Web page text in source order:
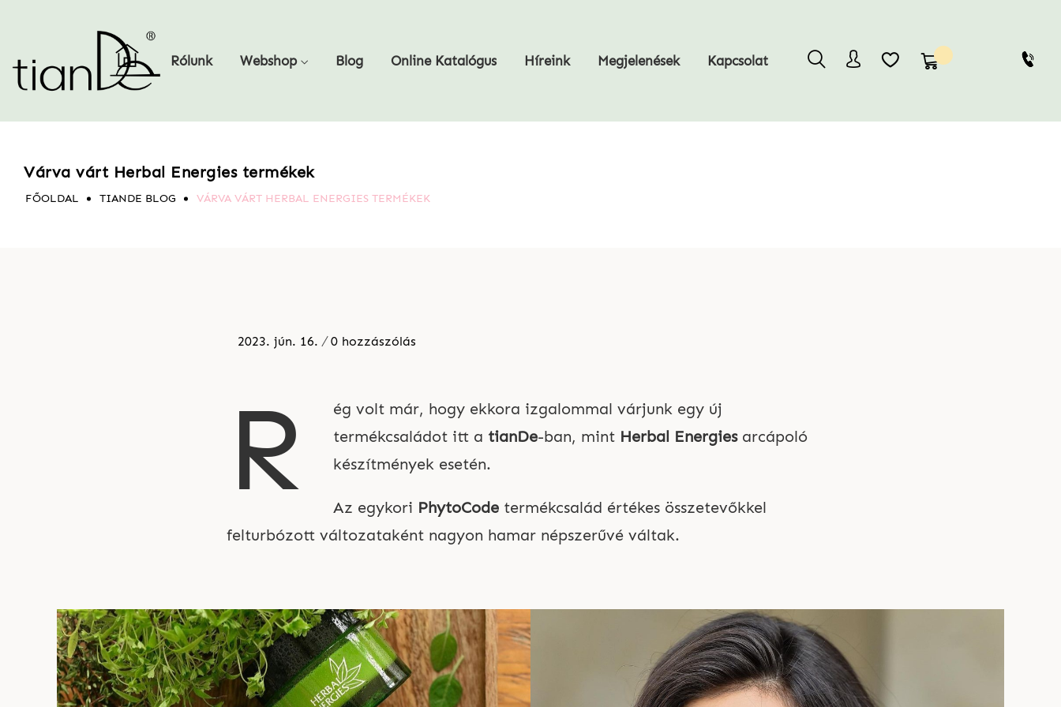
Rólunk Webshop Blog Online Katalógus Híreink Megjelenések Kapcsolat Kosaram
Várva várt Herbal Energies termékek
FŐOLDAL TIANDE BLOG VÁRVA VÁRT HERBAL ENERGIES TERMÉKEK
2023. jún. 16. 0 hozzászólás
R
ég volt már, hogy ekkora izgalommal várjunk egy új
termékcsaládot itt a tianDe-ban, mint Herbal Energiesarcápoló
készítmények esetén.
Az egykori PhytoCode termékcsalád értékes összetevőkkel
felturbózott változataként nagyon hamar népszerűvé váltak.